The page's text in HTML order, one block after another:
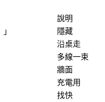
說明
」
隱藏
沿桌走
多線一束
牆面
充電用
找快